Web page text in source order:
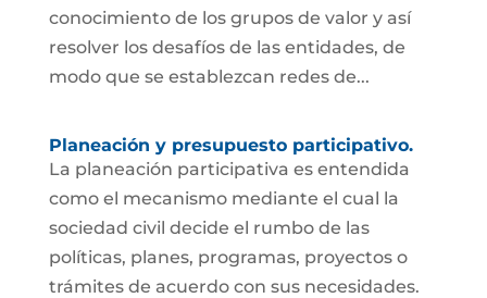
conocimiento de los grupos de valor y así
resolver los desafíos de las entidades, de
modo que se establezcan redes de...
Planeación y presupuesto participativo.
La planeación participativa es entendida
como el mecanismo mediante el cual la
sociedad civil decide el rumbo de las
políticas, planes, programas, proyectos o
trámites de acuerdo con sus necesidades.